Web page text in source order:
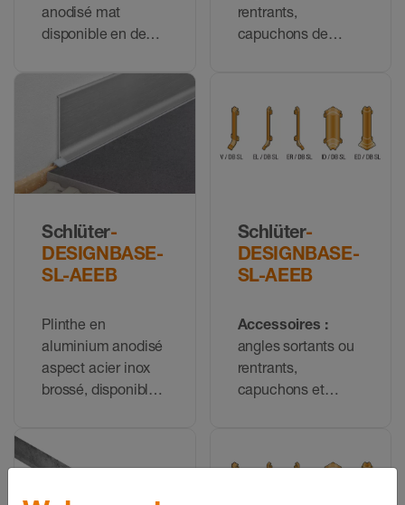
anodisé mat
disponible en deux
rentrants,
capuchons de
DESIGNBASE-SL-
AE
Schlüter-
DESIGNBASE-
SL-AEEB
Plinthe en
aluminium anodisé
aspect acier inox
brossé, disponible
Schlüter-
DESIGNBASE-
SL-AEEB
Accessoires :
angles sortants ou
rentrants,
capuchons et